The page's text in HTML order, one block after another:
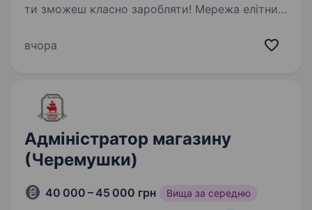
ти зможеш класно заробляти! Мережа елітних
понад 30 років створює красу та затишок
вчора
Адміністратор магазину
(Черемушки)
40 000 – 45 000 грн Вища за середню